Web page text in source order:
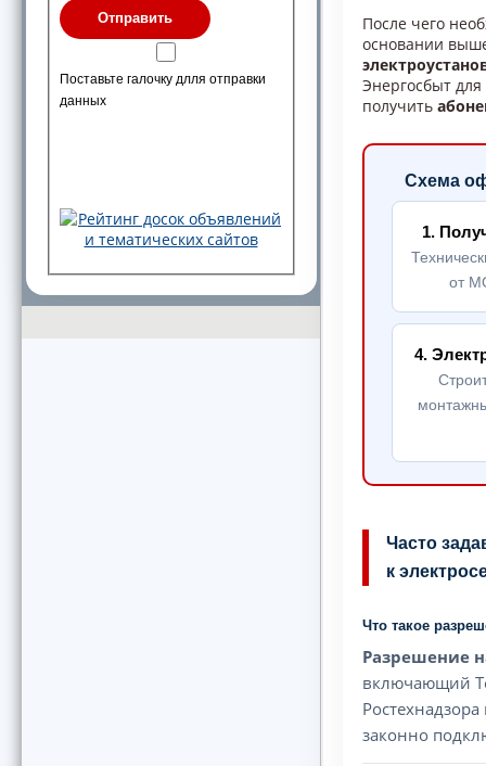
Отправить
Поставьте галочку длля отправки
данных
После чего
основании
Энергосбыт
получить
Схема
1.
от
4.
Часто
к
Что такое
Разрешение
включающий
законно